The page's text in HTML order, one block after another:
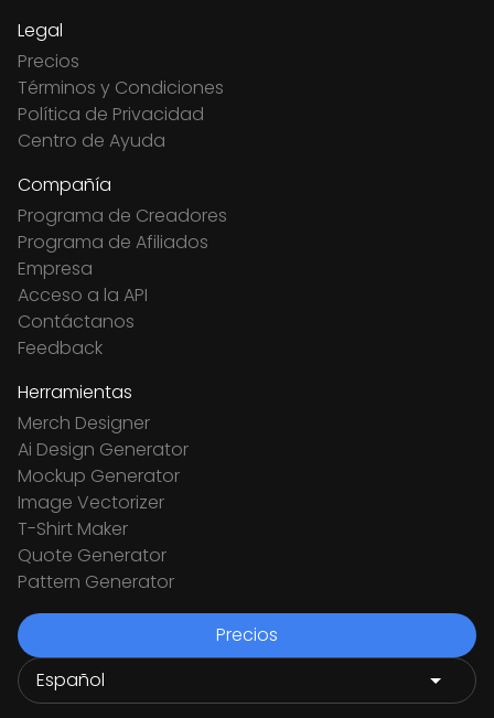
Legal
Precios
Términos y Condiciones
Política de Privacidad
Centro de Ayuda
Compañía
Programa de Creadores
Programa de Afiliados
Empresa
Acceso a la API
Contáctanos
Feedback
Herramientas
Merch Designer
Ai Design Generator
Mockup Generator
Image Vectorizer
T-Shirt Maker
Quote Generator
Pattern Generator
Precios